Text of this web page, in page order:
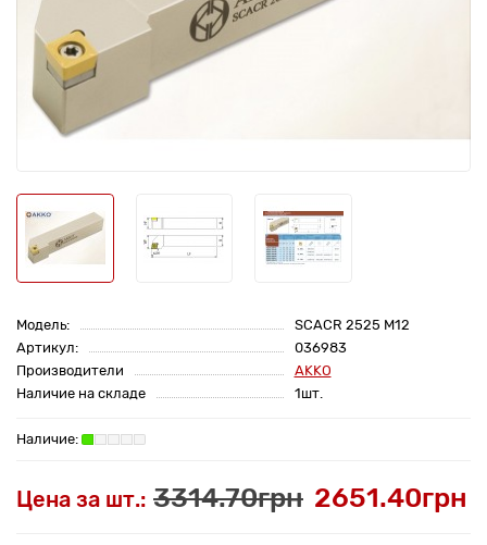
Модель:
SCACR 2525 M12
Артикул:
036983
Производители
AKKO
Наличие на складе
1шт.
Цена за шт.: 3314.70грн 2651.40грн